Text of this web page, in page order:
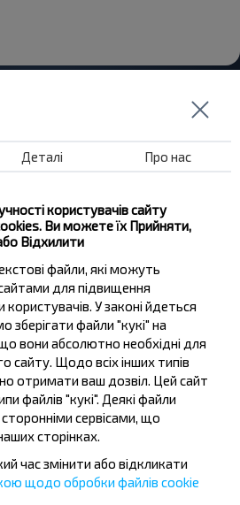
та спеціальні
Підпишись на розсилку та
дешевше!
Деталі Про нас
користувачів сайту
Ви можете їх Прийняти,
Відхилити
файли, які можуть
для підвищення
У законі йдеться
файли "кукі" на
вони абсолютно необхідні для
сайту. Щодо всіх інших типів
отримати ваш дозвіл. Цей сайт
файлів "кукі". Деякі файли
сервісами, що
сторінках.
час змінити або відкликати
щодо обробки файлів cookie